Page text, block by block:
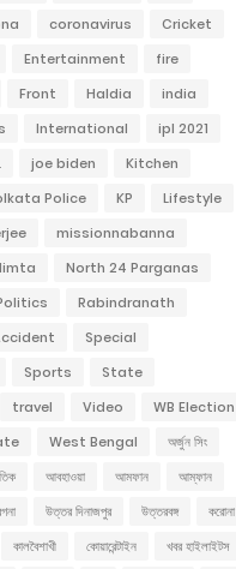
coronavirus
Cricket
Entertainment
fire
Front Haldia
india
International
ipl 2021
joe biden
Kitchen
Police KP
Lifestyle
missionnabanna
North 24 Parganas
Rabindranath
Special
Sports
State
travel Video
WB Election
West Bengal
অর্জুন সিং
আবহাওয়া আমফান
আম্ফান
উত্তর দিনাজপুর উত্তরবঙ্গ
করোনা
কালবৈশাখী কোয়ারেন্টাইন
খবর হাইলাইটস